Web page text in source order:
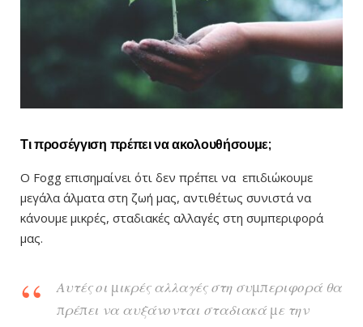
Τι προσέγγιση πρέπει να ακολουθήσουμε;
Ο Fogg επισημαίνει ότι δεν πρέπει να επιδιώκουμε
μεγάλα άλματα στη ζωή μας, αντιθέτως συνιστά να
κάνουμε μικρές, σταδιακές αλλαγές στη συμπεριφορά
μας.
Αυτές οι μικρές αλλαγές στη συμπεριφορά θα
πρέπει να αυξάνονται σταδιακά με την